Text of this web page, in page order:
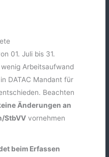
01. Juli bis 31.
Arbeitsaufwand
DATAC Mandant für
Beachten
Änderungen an
StbVV vornehmen
beim Erfassen